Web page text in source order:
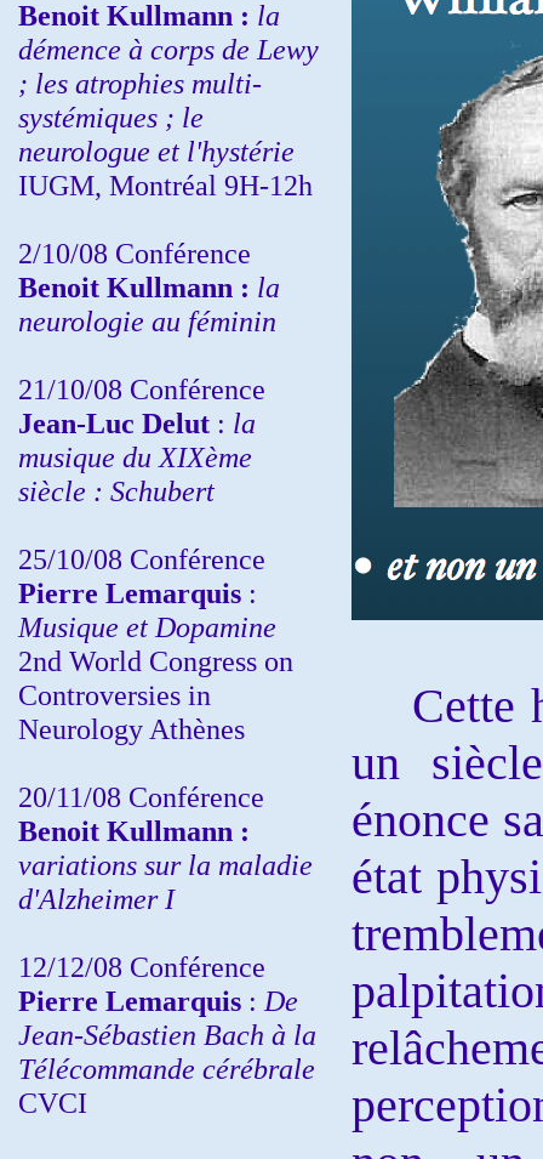
Benoit Kullmann : la
démence à corps de Lewy
; les atrophies multi-
systémiques ; le
neurologue et l'hystérie
IUGM, Montréal 9H-12h
2/10/08 Conférence
Benoit Kullmann : la
neurologie au féminin
21/10/08 Conférence
Jean-Luc Delut : la
musique du XIXème
siècle : Schubert
25/10/08 Conférence
Pierre Lemarquis :
Musique et Dopamine
2nd World Congress on
Controversies in
Neurology Athènes
20/11/08 Conférence
Benoit Kullmann :
variations sur la maladie
d'Alzheimer I
12/12/08 Conférence
Pierre Lemarquis : De
Jean-Sébastien Bach à la
Télécommande cérébrale
CVCI
Cette
un
énonce
état